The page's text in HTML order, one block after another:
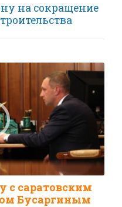
на сокращение
с саратовским
Бусаргиным